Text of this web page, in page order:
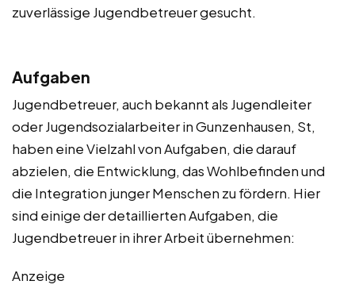
zuverlässige Jugendbetreuer gesucht.
Aufgaben
Jugendbetreuer, auch bekannt als Jugendleiter
oder Jugendsozialarbeiter in Gunzenhausen, St,
haben eine Vielzahl von Aufgaben, die darauf
abzielen, die Entwicklung, das Wohlbefinden und
die Integration junger Menschen zu fördern. Hier
sind einige der detaillierten Aufgaben, die
Jugendbetreuer in ihrer Arbeit übernehmen:
Anzeige